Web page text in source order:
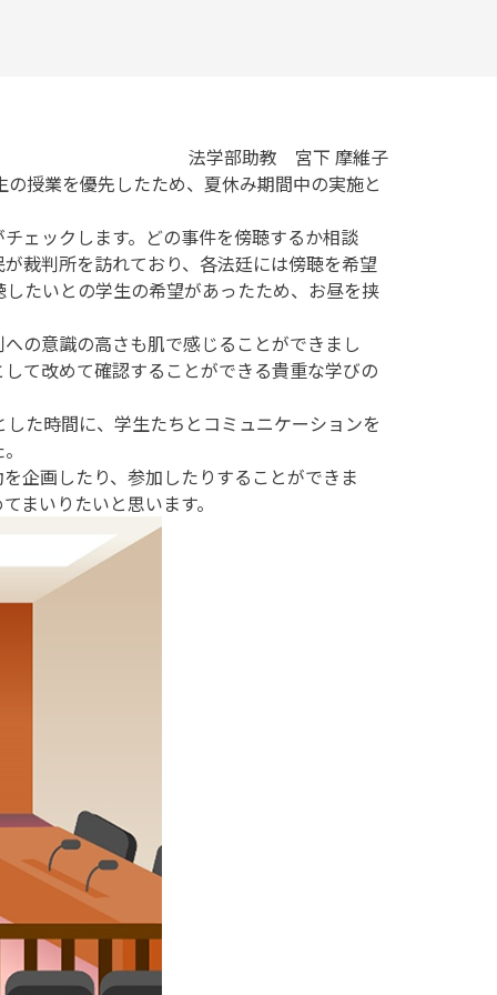
法学部助教 宮下 摩維子
授業を優先したため、夏休み期間中の実施と
ェックします。どの事件を傍聴するか相談
裁判所を訪れており、各法廷には傍聴を希望
たいとの学生の希望があったため、お昼を挟
の意識の高さも肌で感じることができまし
て改めて確認することができる貴重な学びの
た時間に、学生たちとコミュニケーションを
企画したり、参加したりすることができま
まいりたいと思います。